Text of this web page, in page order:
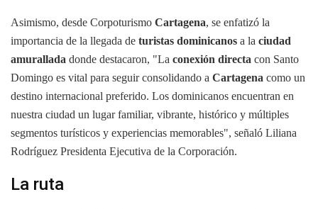
Asimismo, desde Corpoturismo Cartagena, se enfatizó la
importancia de la llegada de turistas dominicanos a la ciudad
amurallada donde destacaron, "La conexión directa con Santo
Domingo es vital para seguir consolidando a Cartagena como un
destino internacional preferido. Los dominicanos encuentran en
nuestra ciudad un lugar familiar, vibrante, histórico y múltiples
segmentos turísticos y experiencias memorables", señaló Liliana
Rodríguez Presidenta Ejecutiva de la Corporación.
La ruta